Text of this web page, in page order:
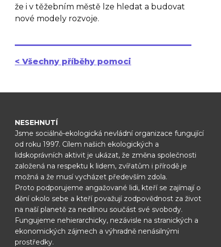
že i v těžebním městě lze hledat a budovat
nové modely rozvoje.
< Všechny příběhy pomoci
NESEHNUTÍ
Jsme sociálně-ekologická nevládní organizace fungující
od roku 1997. Cílem našich ekologických a
lidskoprávních aktivit je ukázat, že změna společnosti
založená na respektu k lidem, zvířatům i přírodě je
možná a že musí vycházet především zdola.
Proto podporujeme angažované lidi, kteří se zajímají o
dění okolo sebe a kteří považují zodpovědnost za život
na naší planetě za nedílnou součást své svobody.
Fungujeme nehierarchicky, nezávisle na stranických a
ekonomických zájmech a výhradně nenásilnými
prostředky.